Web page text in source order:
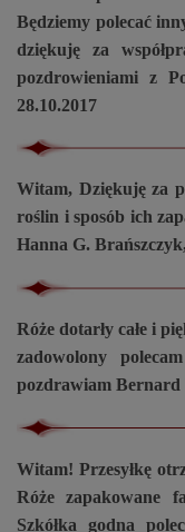
Będziemy polecać
dziękuję za
pozdrowieniami z
28.10.2017
Witam, Dziękuję za
roślin i sposób ich
Hanna G.
Róże dotarły całe i
zadowolony
pozdrawiam Bernard
Witam! Przesyłkę
Róże zapakowane
Szkółka godna